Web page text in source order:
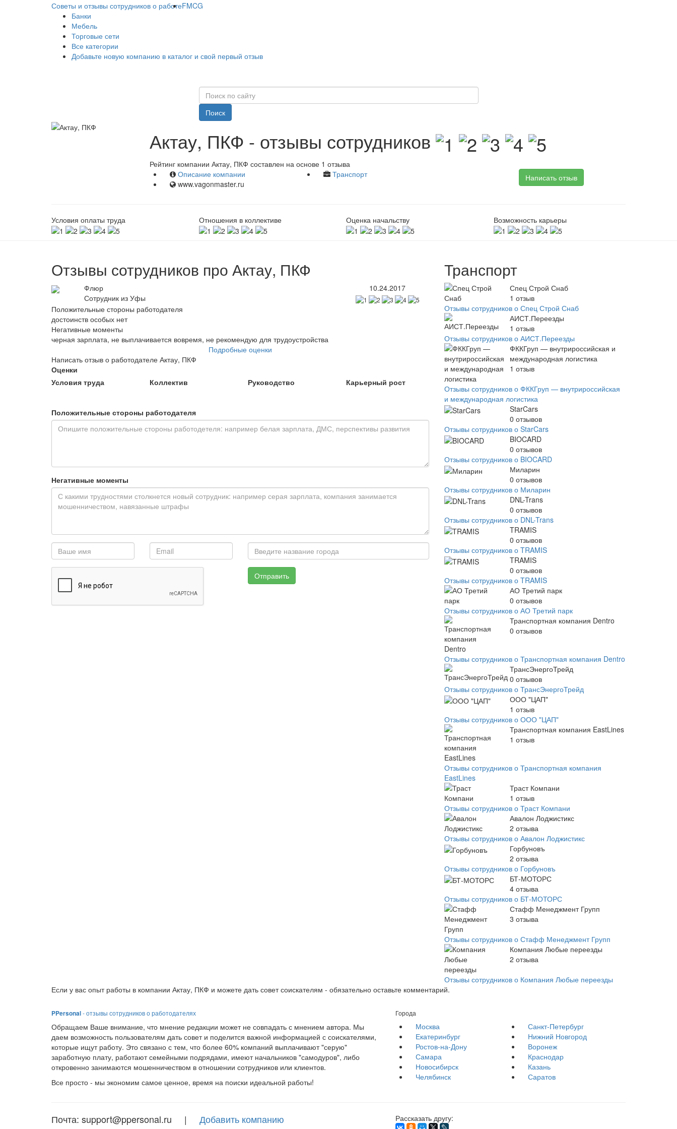
Советы и отзывы сотрудников о работеFMCG
Банки
Мебель
Торговые сети
Все категории
Добавьте новую компанию в каталог и свой первый отзыв
Поиск
Актау, ПКФ - отзывы сотрудников
Рейтинг компании Актау, ПКФ составлен на основе 1 отзыва
Описание компании
Транспорт
www.vagonmaster.ru
Написать отзыв
Условия оплаты труда Отношения в коллективе Оценка начальству Возможность карьеры
Отзывы сотрудников про Актау, ПКФ
Флюр
Сотрудник из Уфы
10.24.2017
Положительные стороны работодателя
достоинств особых нет
Негативные моменты
черная зарплата, не выплачивается вовремя, не рекомендую для трудоустройства
Подробные оценки
Написать отзыв о работодателе Актау, ПКФ
Оценки
Условия труда
Коллектив Руководство Карьерный рост
Положительные стороны работодателя
Негативные моменты
Отправить
Транспорт
Спец Строй Снаб
1 отзыв
Отзывы сотрудников о Спец Строй Снаб
АИСТ.Переезды
1 отзыв
Отзывы сотрудников о АИСТ.Переезды
ФККГруп — внутрироссийская и
международная логистика
1 отзыв
Отзывы сотрудников о ФККГруп — внутрироссийская
и международная логистика
StarCars
0 отзывов
Отзывы сотрудников о StarCars
BIOCARD
0 отзывов
Отзывы сотрудников о BIOCARD
Миларин
0 отзывов
Отзывы сотрудников о Миларин
DNL-Trans
0 отзывов
Отзывы сотрудников о DNL-Trans
TRAMIS
0 отзывов
Отзывы сотрудников о TRAMIS
TRAMIS
0 отзывов
Отзывы сотрудников о TRAMIS
АО Третий парк
0 отзывов
Отзывы сотрудников о АО Третий парк
Транспортная компания Dentro
0 отзывов
Отзывы сотрудников о Транспортная компания Dentro
ТрансЭнергоТрейд
0 отзывов
Отзывы сотрудников о ТрансЭнергоТрейд
ООО "ЦАП"
1 отзыв
Отзывы сотрудников о ООО "ЦАП"
Транспортная компания EastLines
1 отзыв
Отзывы сотрудников о Транспортная компания
EastLines
Траст Компани
1 отзыв
Отзывы сотрудников о Траст Компани
Авалон Лоджистикс
2 отзыва
Отзывы сотрудников о Авалон Лоджистикс
Горбуновъ
2 отзыва
Отзывы сотрудников о Горбуновъ
БТ-МОТОРС
4 отзыва
Отзывы сотрудников о БТ-МОТОРС
Стафф Менеджмент Групп
3 отзыва
Отзывы сотрудников о Стафф Менеджмент Групп
Компания Любые переезды
2 отзыва
Отзывы сотрудников о Компания Любые переезды
Если у вас опыт работы в компании Актау, ПКФ и можете дать совет соискателям - обязательно оставьте комментарий.
PPersonal- отзывы сотрудников о работодателях
Обращаем Ваше внимание, что мнение редакции может не совпадать с мнением автора. Мы
даем возможность пользователям дать совет и поделится важной информацией с соискателями,
которые ищут работу. Это связано с тем, что более 60% компаний выплачивают "серую"
заработную плату, работают семейными подрядами, имеют начальников "самодуров", либо
откровенно занимаются мошенничеством в отношении сотрудников или клиентов.
Все просто - мы экономим самое ценное, время на поиски идеальной работы!
Города
Москва
Санкт-Петербург
Екатеринбург
Нижний Новгород
Ростов-на-Дону
Воронеж
Самара
Краснодар
Новосибирск
Казань
Челябинск
Саратов
Почта: support@ppersonal.ru | Добавить компанию Рассказать другу: